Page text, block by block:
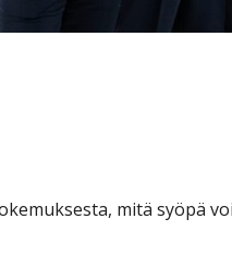
mitä syöpä